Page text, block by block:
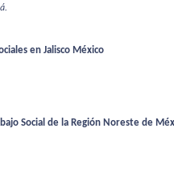
en Jalisco México
Social de la Región Noreste de